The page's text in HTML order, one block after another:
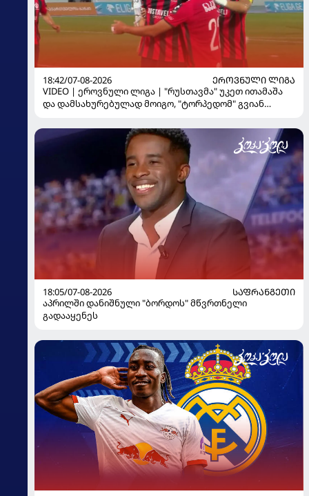
18:42/07-08-2026
ᲔᲠᲝᲕᲜᲣᲚᲘ ᲚᲘᲒᲐ
VIDEO | ეროვნული ლიგა | "რუსთავმა" უკეთ ითამაშა
და დამსახურებულად მოიგო, "ტორპედომ" გვიან
18:05/07-08-2026
ᲡᲐᲤᲠᲐᲜᲒᲔᲗᲘ
აპრილში დანიშნული "ბორდოს" მწვრთნელი
გადააყენეს